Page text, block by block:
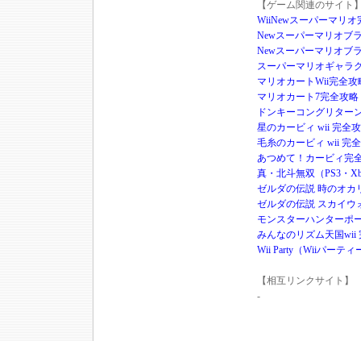
【ゲーム関連のサイト
WiiNewスーパーマリオ
Newスーパーマリオブ
Newスーパーマリオブ
スーパーマリオギャラ
マリオカートWii完全攻
マリオカート7完全攻略
ドンキーコングリター
星のカービィ wii 完全
毛糸のカービィ wii 完
あつめて！カービィ完
真・北斗無双（PS3・
ゼルダの伝説 時のオカ
ゼルダの伝説 スカイウ
モンスターハンターポ
みんなのリズム天国wii
Wii Party（Wiiパーティ
【相互リンクサイト】
-